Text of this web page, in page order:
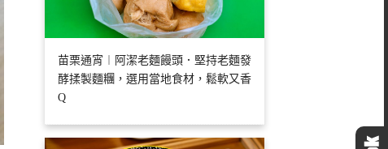
苗栗通宵︱阿潔老麵饅頭．堅持老麵發
酵揉製麵糰，選用當地食材，鬆軟又香
Q